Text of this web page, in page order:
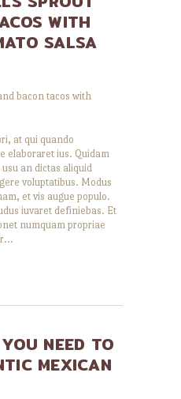
WITH
SALSA
at qui quando
elaboraret ius. Quidam
an dictas aliquid
voluptatibus. Modus
et vis augue populo.
iuvaret definiebas. Et
numquam propriae
NEED TO
MEXICAN